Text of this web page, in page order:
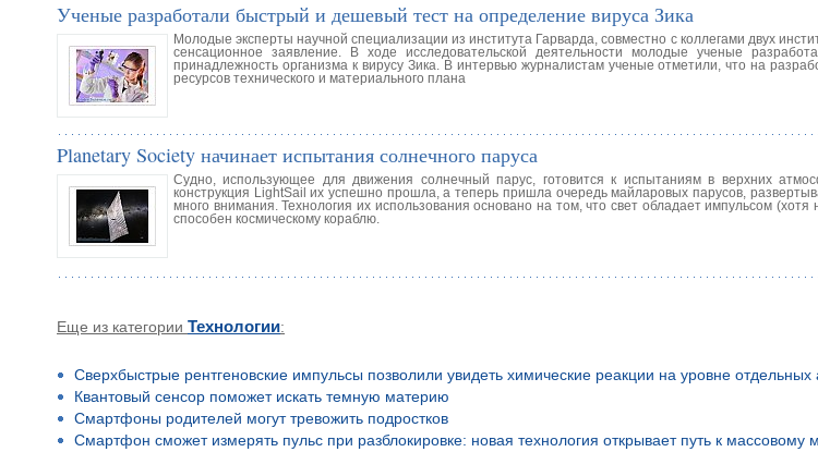
Ученые разработали быстрый и дешевый тест на определение вируса Зика
Молодые эксперты научной специализации из института Гарварда, совместно с коллегами двух
сенсационное заявление. В ходе исследовательской деятельности молодые ученые
принадлежность организма к вирусу Зика. В интервью журналистам ученые отметили, что на
ресурсов технического и материального плана
Planetary Society начинает испытания солнечного паруса
Судно, использующее для движения солнечный парус, готовится к испытаниям в верхних
конструкция LightSail их успешно прошла, а теперь пришла очередь майларовых парусов,
много внимания. Технология их использования основано на том, что свет обладает импульсом
способен космическому кораблю.
Еще из категории Технологии:
Сверхбыстрые рентгеновские импульсы позволили увидеть химические реакции на уровне отдельных
Квантовый сенсор поможет искать темную материю
Смартфоны родителей могут тревожить подростков
Смартфон сможет измерять пульс при разблокировке: новая технология открывает путь к массовому